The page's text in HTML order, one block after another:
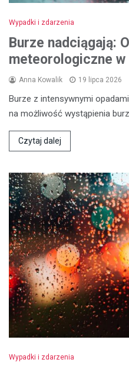
Wypadki i zdarzenia
Burze nadciągają:
meteorologiczne w
Anna Kowalik 19 lipca 2026
Burze z intensywnymi
na możliwość wystąpienia
Czytaj dalej
Wypadki i zdarzenia